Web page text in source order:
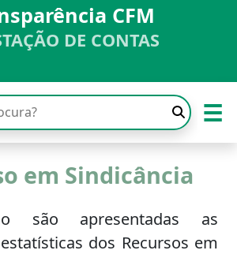
CFM
DE CONTAS
☰
em Sindicância
são apresentadas as
dos Recursos em